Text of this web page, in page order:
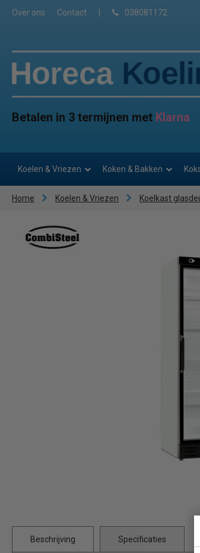
Over ons Contact 038081172
Betalen in 3 termijnen met Klarna
Koelen & Vriezen Koken & Bakken
Home Koelen & Vriezen Koelkast
Beschrijving Specificaties